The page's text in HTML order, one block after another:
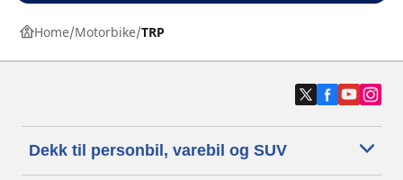
Home Motorbike TRP
Dekk til personbil, varebil og SUV